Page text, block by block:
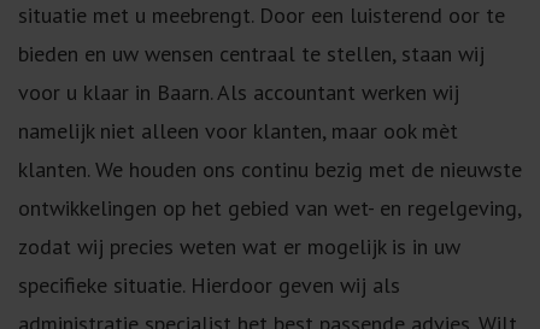
situatie met u meebrengt. Door een luisterend oor te
bieden en uw wensen centraal te stellen, staan wij
voor u klaar in Baarn. Als accountant werken wij
namelijk niet alleen voor klanten, maar ook mèt
klanten. We houden ons continu bezig met de nieuwste
ontwikkelingen op het gebied van wet- en regelgeving,
zodat wij precies weten wat er mogelijk is in uw
specifieke situatie. Hierdoor geven wij als